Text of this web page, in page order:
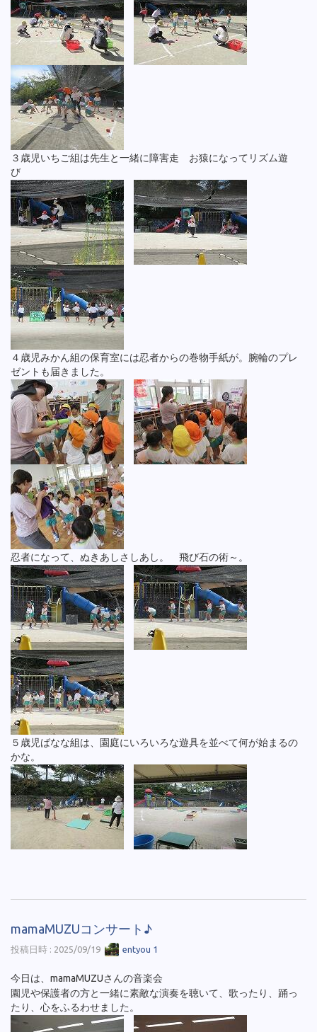
３歳児いちご組は先生と一緒に障害走 お猿になってリズム遊
び
４歳児みかん組の保育室には忍者からの巻物手紙が。腕輪のプレ
ゼントも届きました。
忍者になって、ぬきあしさしあし。 飛び石の術～。
５歳児ばなな組は、園庭にいろいろな遊具を並べて何が始まるの
かな。
mamaMUZUコンサート♪
投稿日時 : 2025/09/19 entyou 1
今日は、mamaMUZUさんの音楽会
園児や保護者の方と一緒に素敵な演奏を聴いて、歌ったり、踊っ
たり、心をふるわせました。